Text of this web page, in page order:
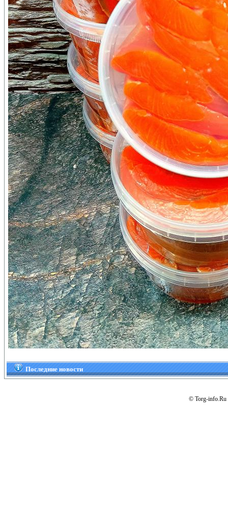
Последние новости
© Torg-info.Ru